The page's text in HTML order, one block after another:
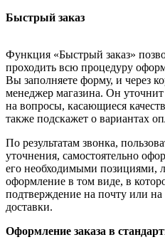
Быстрый заказ
Функция «Быстрый заказ»
проходить всю процедуру
Вы заполняете форму, и через
менеджер магазина. Он уточнит
на вопросы, касающиеся
также подскажет о вариантах
По результатам звонка,
уточнения, самостоятельно
его необходимыми позициями,
оформление в том виде, в
подтверждение на почту или
доставки.
Оформление заказа в